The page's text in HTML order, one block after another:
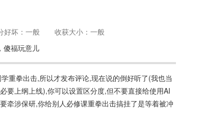
好坏：一般
收获大小：一般
傻福玩意儿
重拳出击,所以才发布评论,现在说的倒好听了(我也当
要上纲上线),你可以设置区分度,但不要直接给使用AI
牵涉保研,你给别人必修课重拳出击搞挂了是等着被冲